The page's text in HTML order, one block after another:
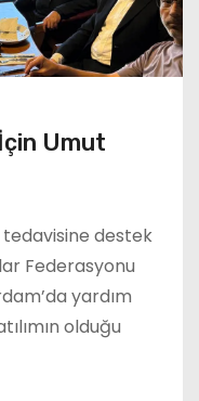
Umut
tedavisine destek
Federasyonu
yardım
olduğu